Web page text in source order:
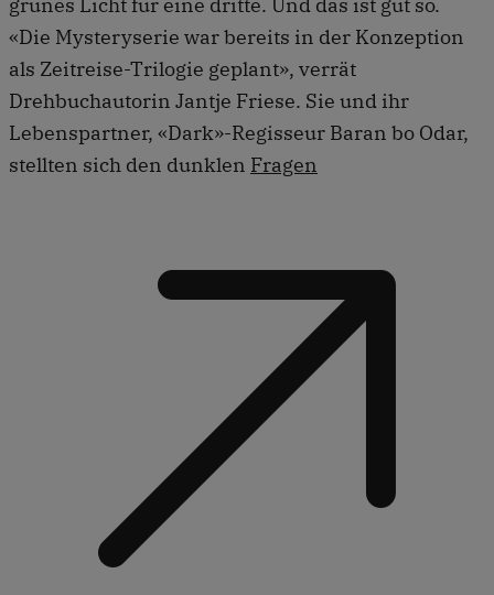
«Die Mysteryserie war bereits in der Konzeption
als Zeitreise-Trilogie geplant», verrät
Drehbuchautorin Jantje Friese. Sie und ihr
Lebenspartner, «Dark»-Regisseur Baran bo Odar,
stellten sich den dunklen Fragen